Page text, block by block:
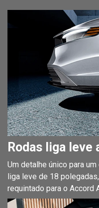
Rodas liga leve
Um detalhe único para
liga leve de 18
requintado para o Accord